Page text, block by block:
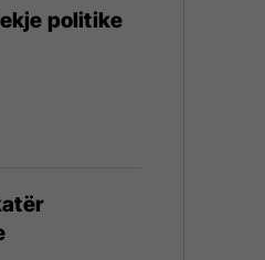
politike